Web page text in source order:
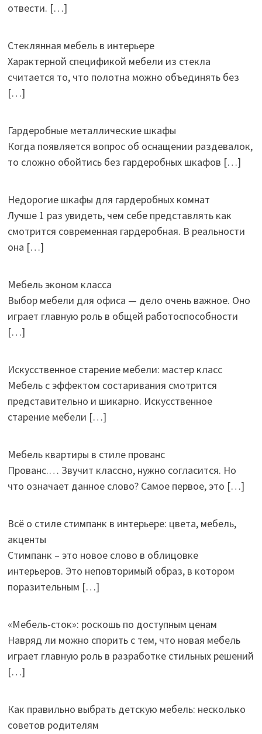
отвести. […]
Стеклянная мебель в интерьере
Характерной спецификой мебели из стекла
считается то, что полотна можно объединять без
[…]
Гардеробные металлические шкафы
Когда появляется вопрос об оснащении раздевалок,
то сложно обойтись без гардеробных шкафов […]
Недорогие шкафы для гардеробных комнат
Лучше 1 раз увидеть, чем себе представлять как
смотрится современная гардеробная. В реальности
она […]
Мебель эконом класса
Выбор мебели для офиса — дело очень важное. Оно
играет главную роль в общей работоспособности
[…]
Искусственное старение мебели: мастер класс
Мебель с эффектом состаривания смотрится
представительно и шикарно. Искусственное
старение мебели […]
Мебель квартиры в стиле прованс
Прованс.… Звучит классно, нужно согласится. Но
что означает данное слово? Самое первое, это […]
Всё о стиле стимпанк в интерьере: цвета, мебель,
акценты
Стимпанк – это новое слово в облицовке
интерьеров. Это неповторимый образ, в котором
поразительным […]
«Мебель-сток»: роскошь по доступным ценам
Навряд ли можно спорить с тем, что новая мебель
играет главную роль в разработке стильных решений
[…]
Как правильно выбрать детскую мебель: несколько
советов родителям